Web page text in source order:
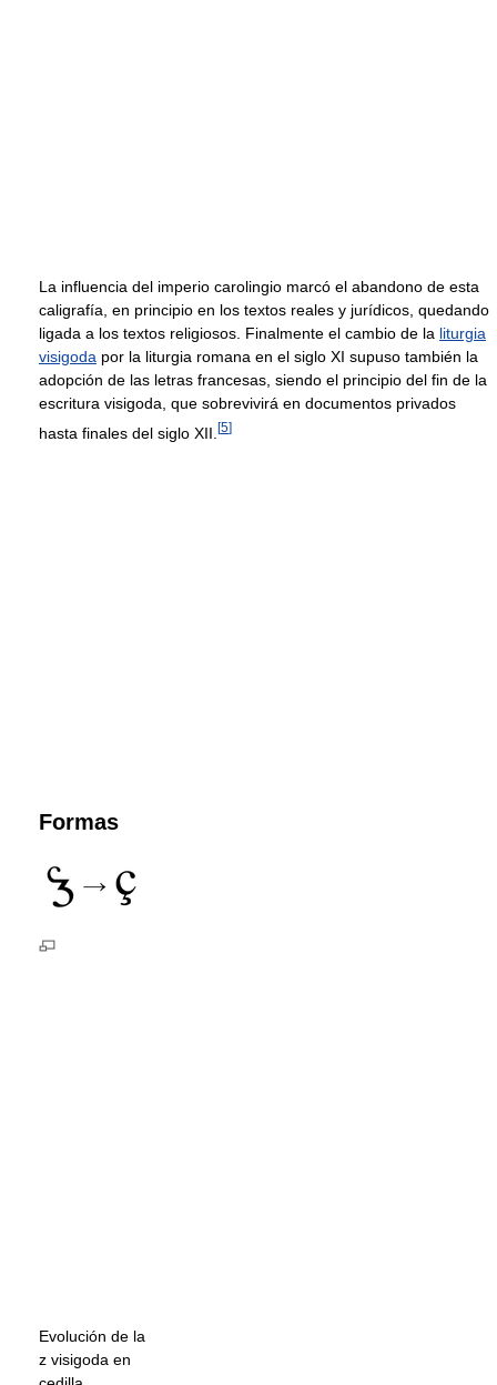
La influencia del imperio carolingio marcó el abandono de esta
caligrafía, en principio en los textos reales y jurídicos, quedando
ligada a los textos religiosos. Finalmente el cambio de la liturgia
visigoda por la liturgia romana en el siglo XI supuso también la
adopción de las letras francesas, siendo el principio del fin de la
escritura visigoda, que sobrevivirá en documentos privados
hasta finales del siglo XII. [5]
Formas
Evolución de la
z visigoda en